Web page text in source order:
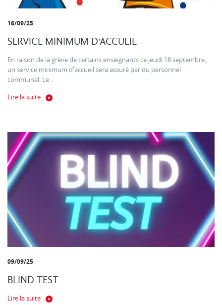
16/09/25
SERVICE MINIMUM D'ACCUEIL
En raison de la grève de certains enseignants ce jeudi 18 septembre,
un service minimum d'accueil sera assuré par du personnel
communal. Le...
Lire la suite
09/09/25
BLIND TEST
Lire la suite